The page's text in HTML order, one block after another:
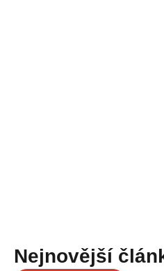
Nejnovější